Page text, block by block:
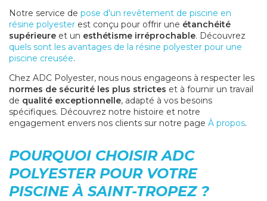
Notre service de pose d'un revêtement de piscine en
résine polyester est conçu pour offrir une étanchéité
supérieure et un esthétisme irréprochable. Découvrez
quels sont les avantages de la résine polyester pour une
piscine creusée.
Chez ADC Polyester, nous nous engageons à respecter les
normes de sécurité les plus strictes et à fournir un travail
de qualité exceptionnelle, adapté à vos besoins
spécifiques. Découvrez notre histoire et notre
engagement envers nos clients sur notre page À propos.
POURQUOI CHOISIR ADC
POLYESTER POUR VOTRE
PISCINE À SAINT-TROPEZ ?